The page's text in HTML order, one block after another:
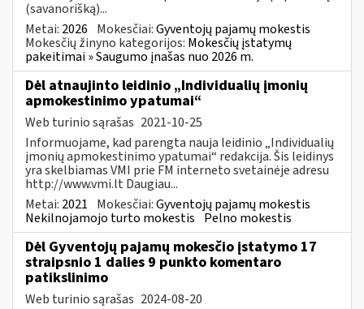
(savanorišką)...
Metai: 2026 Mokesčiai:Gyventojų pajamų mokestis
Mokesčių žinyno kategorijos: Mokesčių įstatymų
pakeitimai » Saugumo įnašas nuo 2026 m.
Dėl atnaujinto leidinio „Individualių įmonių
apmokestinimo ypatumai“
Web turinio sąrašas 2021-10-25
Informuojame, kad parengta nauja leidinio „Individualių
įmonių apmokestinimo ypatumai“ redakcija. Šis leidinys
yra skelbiamas VMI prie FM interneto svetainėje adresu
http://www.vmi.lt Daugiau...
Metai: 2021 Mokesčiai:Gyventojų pajamų mokestis
Nekilnojamojo turto mokestis Pelno mokestis
Dėl Gyventojų pajamų mokesčio įstatymo 17
straipsnio 1 dalies 9 punkto komentaro
patikslinimo
Web turinio sąrašas 2024-08-20